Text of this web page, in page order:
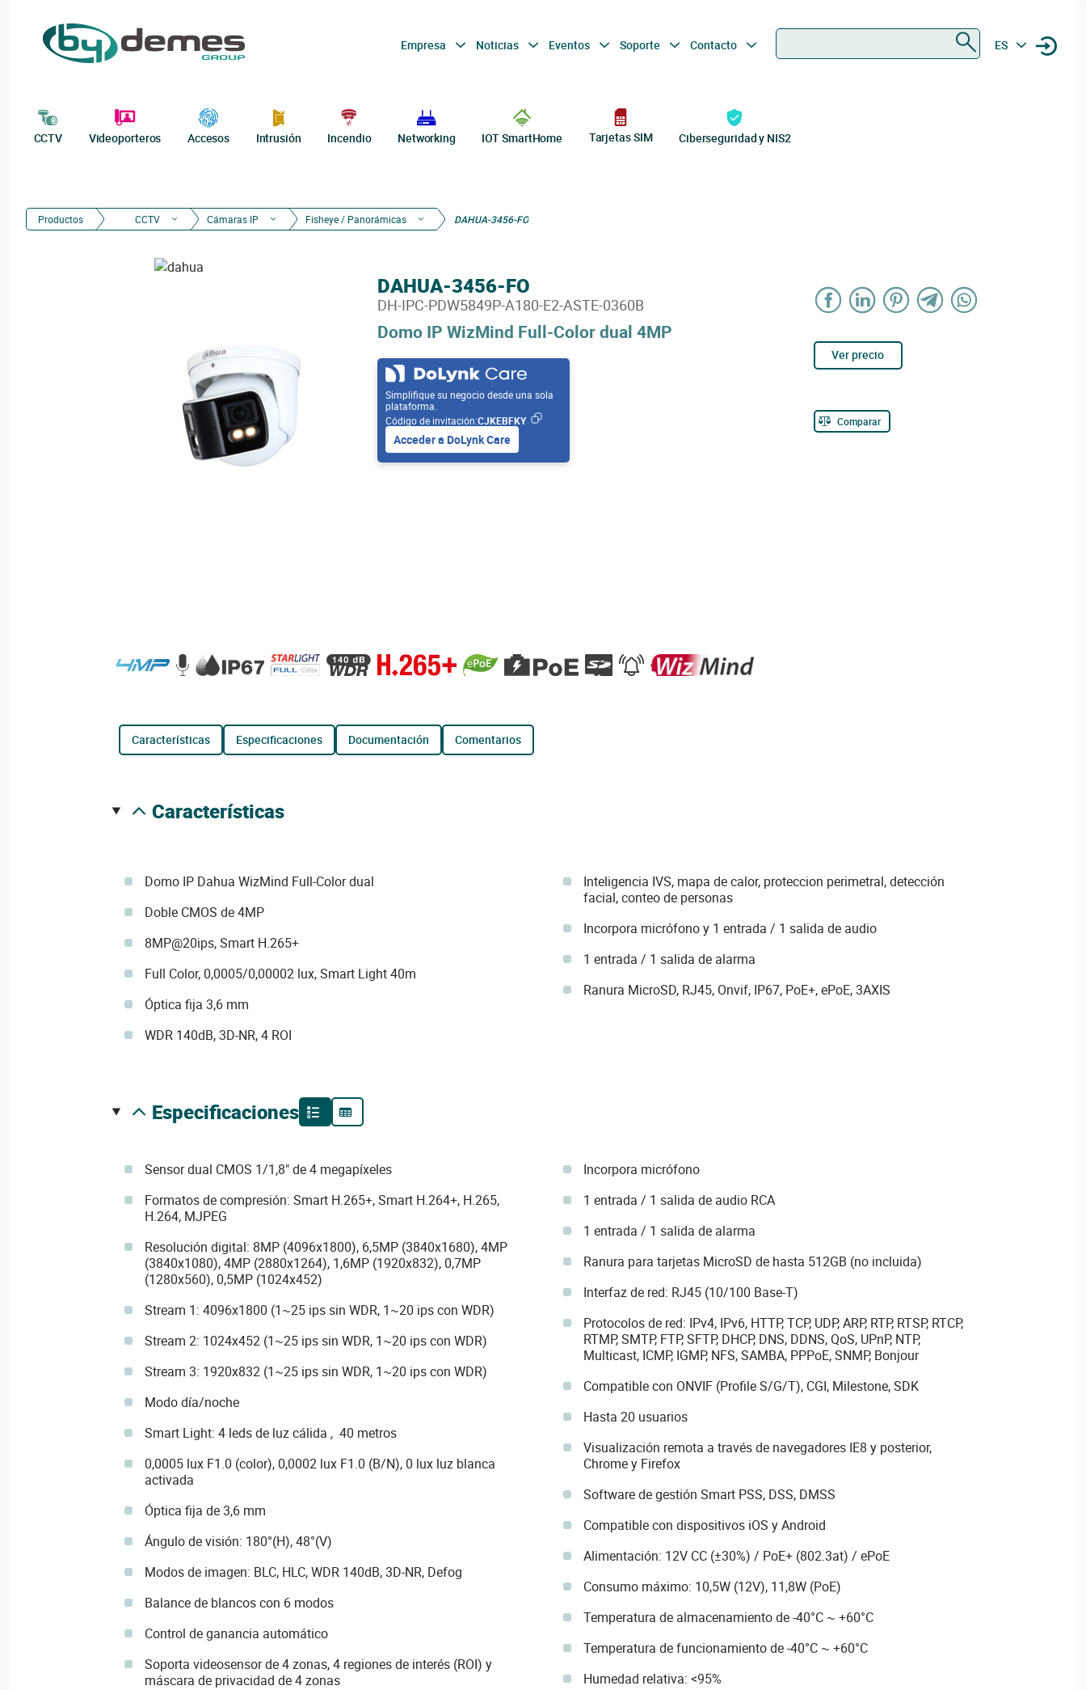
Empresa Noticias Eventos Soporte Contacto ES
CCTV Videoporteros Accesos Intrusión Incendio Networking IOT SmartHome Tarjetas SIM Ciberseguridad y NIS2
Productos CCTV Cámaras IP Fisheye / Panorámicas DAHUA-3456-FO
Domo IP WizMind Full-Color dual 4MP
DAHUA-3456-FO
DH-IPC-PDW5849P-A180-E2-ASTE-0360B
Simplifique su negocio desde una sola
plataforma.
Código de invitación:CJKEBFKY
Acceder a DoLynk Care
Ver precio
Comparar
características especificaciones documentación comentarios
características
Domo IP Dahua WizMind Full-Color dual
Doble CMOS de 4MP
8MP@20ips, Smart H.265+
Full Color, 0,0005/0,00002 lux, Smart Light 40m
Óptica fija 3,6 mm
WDR 140dB, 3D-NR, 4 ROI
Inteligencia IVS, mapa de calor, proteccion perimetral, detección
facial, conteo de personas
Incorpora micrófono y 1 entrada / 1 salida de audio
1 entrada / 1 salida de alarma
Ranura MicroSD, RJ45, Onvif, IP67, PoE+, ePoE, 3AXIS
especificaciones
Sensor dual CMOS 1/1,8" de 4 megapíxeles
Formatos de compresión: Smart H.265+, Smart H.264+, H.265,
H.264, MJPEG
Resolución digital: 8MP (4096x1800), 6,5MP (3840x1680), 4MP
(3840x1080), 4MP (2880x1264), 1,6MP (1920x832), 0,7MP
(1280x560), 0,5MP (1024x452)
Stream 1: 4096x1800 (1~25 ips sin WDR, 1~20 ips con WDR)
Stream 2: 1024x452 (1~25 ips sin WDR, 1~20 ips con WDR)
Stream 3: 1920x832 (1~25 ips sin WDR, 1~20 ips con WDR)
Modo día/noche
Smart Light: 4 leds de luz cálida , 40 metros
0,0005 lux F1.0 (color), 0,0002 lux F1.0 (B/N), 0 lux luz blanca
activada
Óptica fija de 3,6 mm
Ángulo de visión: 180°(H), 48°(V)
Modos de imagen: BLC, HLC, WDR 140dB, 3D-NR, Defog
Balance de blancos con 6 modos
Control de ganancia automático
Soporta videosensor de 4 zonas, 4 regiones de interés (ROI) y
máscara de privacidad de 4 zonas
Incorpora micrófono
1 entrada / 1 salida de audio RCA
1 entrada / 1 salida de alarma
Ranura para tarjetas MicroSD de hasta 512GB (no incluida)
Interfaz de red: RJ45 (10/100 Base-T)
Protocolos de red: IPv4, IPv6, HTTP, TCP, UDP, ARP, RTP, RTSP, RTCP,
RTMP, SMTP, FTP, SFTP, DHCP, DNS, DDNS, QoS, UPnP, NTP,
Multicast, ICMP, IGMP, NFS, SAMBA, PPPoE, SNMP, Bonjour
Compatible con ONVIF (Profile S/G/T), CGI, Milestone, SDK
Hasta 20 usuarios
Visualización remota a través de navegadores IE8 y posterior,
Chrome y Firefox
Software de gestión Smart PSS, DSS, DMSS
Compatible con dispositivos iOS y Android
Alimentación: 12V CC (±30%) / PoE+ (802.3at) / ePoE
Consumo máximo: 10,5W (12V), 11,8W (PoE)
Temperatura de almacenamiento de -40°C ~ +60°C
Temperatura de funcionamiento de -40°C ~ +60°C
Humedad relativa: <95%